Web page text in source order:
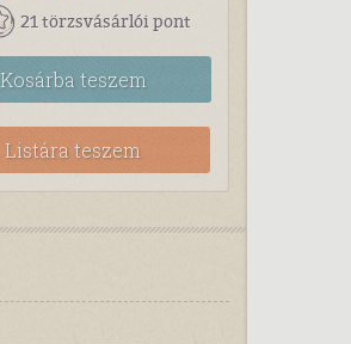
21 törzsvásárlói pont
Kosárbateszem
Listára teszem